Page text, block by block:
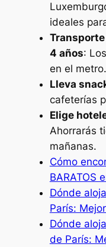
ideales
4 años:
en el metro.
Lleva
cafeterías
Elige
Ahorrarás
mañanas.
Cómo
BARATOS
Dónde
París:
Dónde
de París: